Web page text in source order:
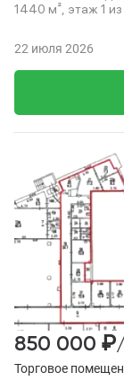
1440 м², этаж 1 из
22 июля 2026
Торговое
850 000 ₽